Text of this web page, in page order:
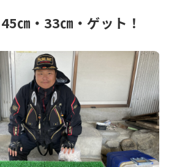
㎝・33㎝・ゲット！